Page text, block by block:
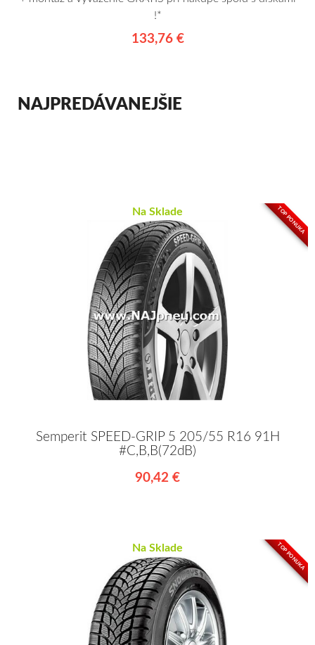
!*
133,76 €
NAJPREDÁVANEJŠIE
TOP PONUKA
Na Sklade
Semperit SPEED-GRIP 5 205/55 R16 91H
#C,B,B(72dB)
90,42 €
TOP PONUKA
Na Sklade